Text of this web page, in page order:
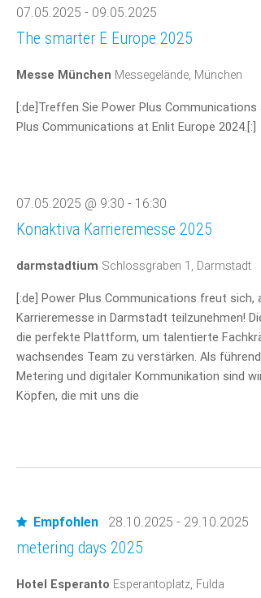
07.05.2025 - 09.05.2025
The smarter E Europe 2025
Messe München Messegelände, München
[:de]Treffen Sie Power Plus
Plus Communications at Enlit Europe 2024.[:]
07.05.2025 @ 9:30 - 16:30
Konaktiva Karrieremesse 2025
darmstadtium Schlossgraben 1, Darmstadt
[:de] Power Plus Communications freut sich,
Karrieremesse in Darmstadt teilzunehmen!
die perfekte Plattform, um talentierte
wachsendes Team zu verstärken. Als
Metering und digitaler Kommunikation sind
Köpfen, die mit uns die
Empfohlen 28.10.2025 - 29.10.2025
metering days 2025
Hotel Esperanto Esperantoplatz, Fulda